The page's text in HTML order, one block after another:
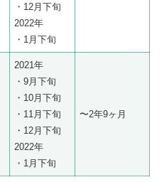
・12月下旬
2022年
・1月下旬
2021年
・9月下旬
・10月下旬
・11月下旬
・12月下旬
2022年
・1月下旬
〜2年9ヶ月